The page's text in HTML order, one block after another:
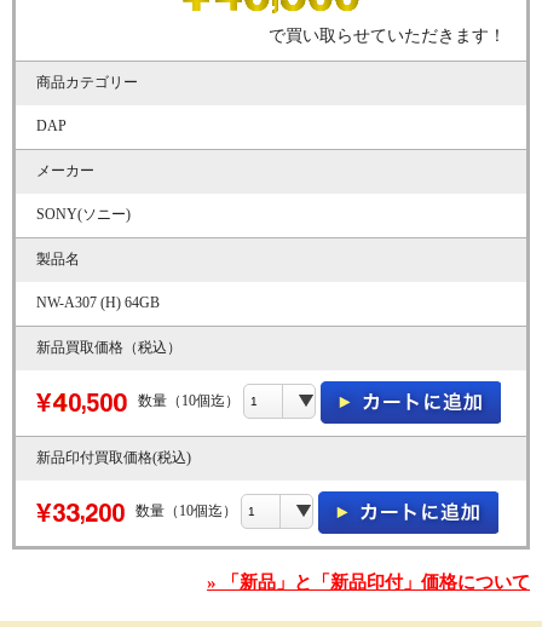
で買い取らせていただきます！
商品カテゴリー
DAP
メーカー
SONY(ソニー)
製品名
NW-A307 (H) 64GB
新品買取価格（税込）
数量（10個迄）
新品印付買取価格(税込)
数量（10個迄）
» 「新品」と「新品印付」価格について